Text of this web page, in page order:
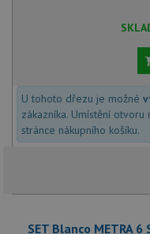
U tohoto dřezu je možné
zákazníka. Umístění
stránce nákupního košíku.
SET Blanco METRA